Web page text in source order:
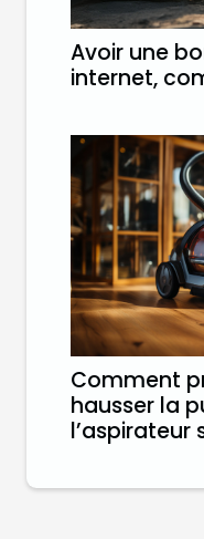
Avoir une
internet,
Comment
hausser la
l’aspirateur